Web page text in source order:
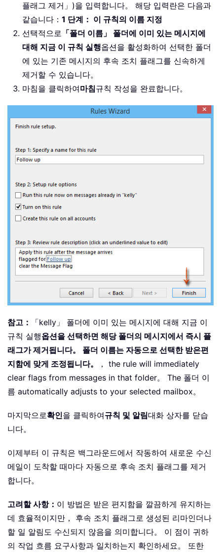
플래그 제거」)을 입력합니다。 해당 입력란은 다음과
같습니다： 1 단계： 이 규칙의 이름 지정
선택적으로 「폴더 이름」 폴더에 이미 있는 메시지에
대해 지금 이 규칙 실행옵션을 활성화하여 선택한 폴더
에 있는 기존 메시지의 후속 조치 플래그를 신속하게
제거할 수 있습니다。
마침을 클릭하여마침규칙 작성을 완료합니다。
참고：
「kelly」 폴더에 이미 있는 메시지에 대해 지금 이
규칙 실행옵션을 선택하면 해당 폴더의 메시지에서 즉시 플
래그가 제거됩니다。 폴더 이름는 자동으로 선택한 받은편
지함에 맞게 조정됩니다。
， the rule will immediately
clear flags from messages in that folder。 The 폴더 이
름 automatically adjusts to your selected mailbox。
마지막으로확인을 클릭하여규칙 및 알림대화 상자를 닫습
니다。
이제부터 이 규칙은 백그라운드에서 작동하여 새로운 수신
메일이 도착할 때마다 자동으로 후속 조치 플래그를 제거
합니다。
고려할 사항： 이 방법은 받은 편지함을 깔끔하게 유지하는
데 효율적이지만， 후속 조치 플래그로 생성된 리마인더나
할 일 알림도 수신되지 않음을 의미합니다。 이 점이 귀하
의 작업 흐름 요구사항과 일치하는지 확인하세요。 또한